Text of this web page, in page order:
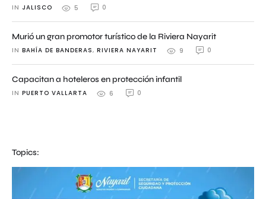
IN JALISCO 5 0
Murió un gran promotor turístico de la Riviera Nayarit
IN BAHÍA DE BANDERAS, RIVIERA NAYARIT 9 0
Capacitan a hoteleros en protección infantil
IN PUERTO VALLARTA 6 0
Topics: